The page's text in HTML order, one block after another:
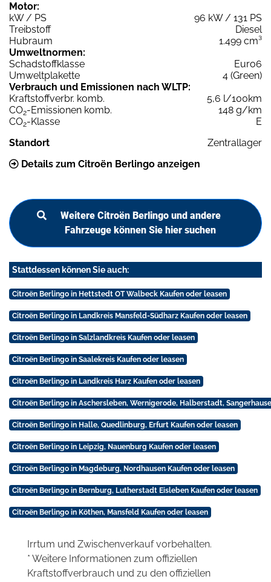
Motor:
kW / PS
96 kW / 131 PS
Treibstoff
Diesel
Hubraum
1.499 cm³
Umweltnormen:
Schadstoffklasse
Euro6
Umweltplakette
4 (Green)
Verbrauch und Emissionen nach WLTP:
Kraftstoffverbr. komb.
5,6 l/100km
CO2-Emissionen komb.
148 g/km
CO2-Klasse
E
Standort
Zentrallager
Details zum Citroën Berlingo anzeigen
Weitere Citroën Berlingo und andere
Fahrzeuge können Sie hier suchen
Stattdessen können Sie auch:
Citroën Berlingo in Hettstedt OT Walbeck Kaufen oder leasen
Citroën Berlingo in Landkreis Mansfeld-Südharz Kaufen oder leasen
Citroën Berlingo in Salzlandkreis Kaufen oder leasen
Citroën Berlingo in Saalekreis Kaufen oder leasen
Citroën Berlingo in Landkreis Harz Kaufen oder leasen
Citroën Berlingo in Aschersleben, Wernigerode, Halberstadt,
Citroën Berlingo in Halle, Quedlinburg, Erfurt Kaufen oder leasen
Citroën Berlingo in Leipzig, Nauenburg Kaufen oder leasen
Citroën Berlingo in Magdeburg, Nordhausen Kaufen oder leasen
Citroën Berlingo in Bernburg, Lutherstadt Eisleben Kaufen oder leasen
Citroën Berlingo in Köthen, Mansfeld Kaufen oder leasen
Irrtum und Zwischenverkauf vorbehalten.
* Weitere Informationen zum offiziellen
Kraftstoffverbrauch und zu den offiziellen